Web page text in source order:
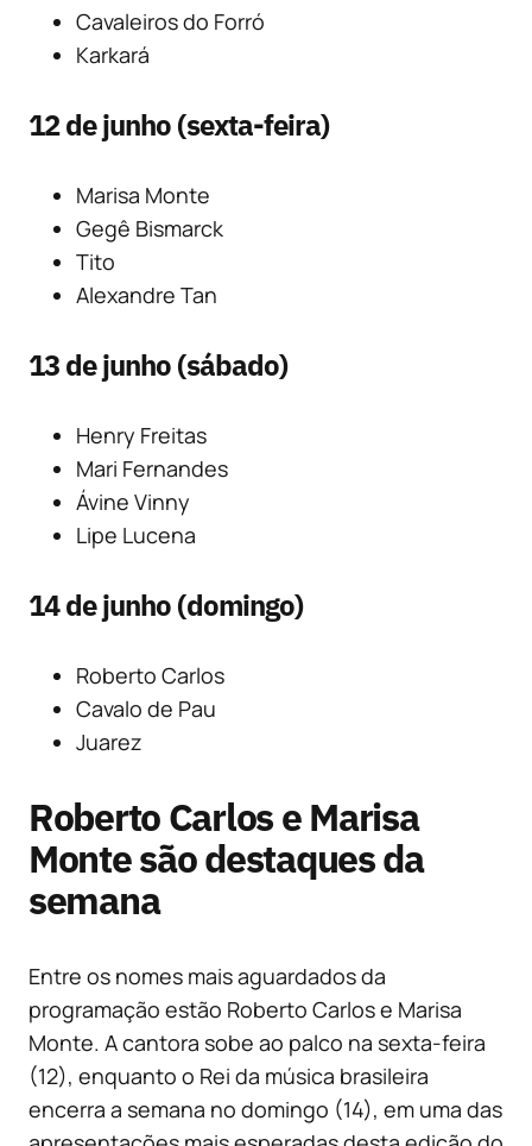
Cavaleiros do Forró
Karkará
12 de junho (sexta-feira)
Marisa Monte
Gegê Bismarck
Tito
Alexandre Tan
13 de junho (sábado)
Henry Freitas
Mari Fernandes
Ávine Vinny
Lipe Lucena
14 de junho (domingo)
Roberto Carlos
Cavalo de Pau
Juarez
Roberto Carlos e Marisa
Monte são destaques da
semana
Entre os nomes mais aguardados da
programação estão Roberto Carlos e Marisa
Monte. A cantora sobe ao palco na sexta-feira
(12), enquanto o Rei da música brasileira
encerra a semana no domingo (14), em uma das